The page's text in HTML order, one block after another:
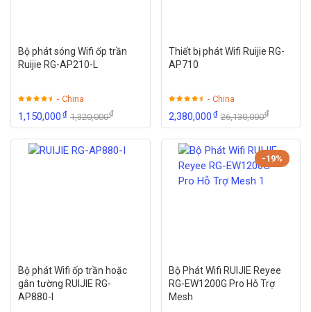
Mã sản phẩm CCR2004-16G-2S+
CPU: AL32400 lõi tứ
Xung nhịp xử lý cơ sở: 1700 MHz
Chip chuyển đổi: 88E6191X
SFP+ 10Gbps: 2
Bộ phát sóng Wifi ốp trần
Ruijie RG-AP210-L
- China
1,150,000₫ 1,320,000₫
Thiết bị phát Wifi Ruijie RG-
AP710
- China
2,380,000₫ 26,130,000₫
Bộ phát Wifi ốp trần hoặc
gắn tường RUIJIE RG-
AP880-I
-19%
Bộ Phát Wifi RUIJIE Reyee
RG-EW1200G Pro Hỗ Trợ
Mesh